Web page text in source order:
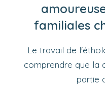
familiales
Le travail de
comprendre que la
partie